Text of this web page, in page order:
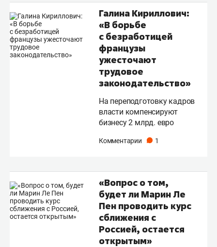
Галина Кириллович:
«В борьбе
с безработицей
французы
ужесточают
трудовое
законодательство»
На переподготовку кадров
власти компенсируют
бизнесу 2 млрд. евро
Комментарии 1
«Вопрос о том,
будет ли Марин Ле
Пен проводить курс
сближения с
Россией, остается
открытым»